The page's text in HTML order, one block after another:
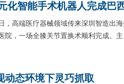
化智能手术机器人完成巴
，高端医疗器械领域传来深圳智造出
医院，一场全膝关节置换术顺利完成。
动态环境下灵巧抓取